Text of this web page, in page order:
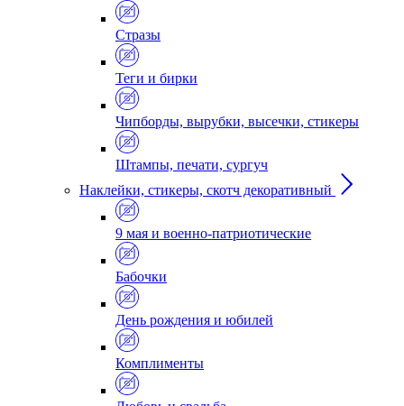
Стразы
Теги и бирки
Чипборды, вырубки, высечки, стикеры
Штампы, печати, сургуч
Наклейки, стикеры, скотч декоративный
9 мая и военно-патриотические
Бабочки
День рождения и юбилей
Комплименты